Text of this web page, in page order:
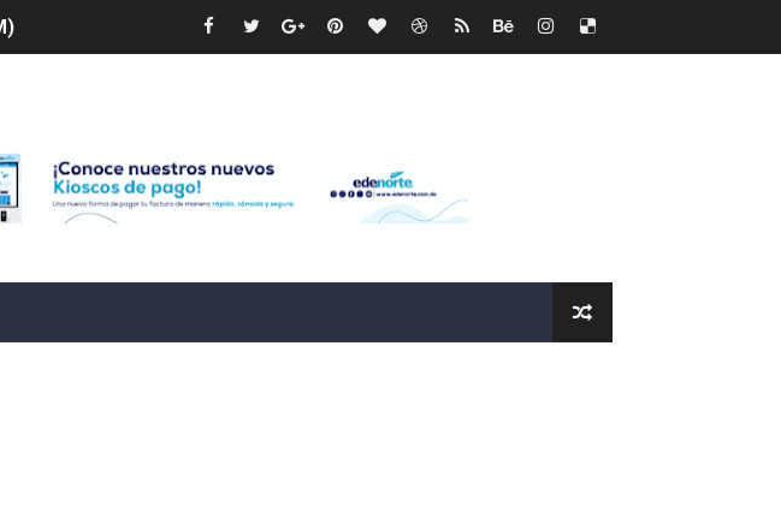
con nueva subestación de RD$118 millones y modernización total de la red en